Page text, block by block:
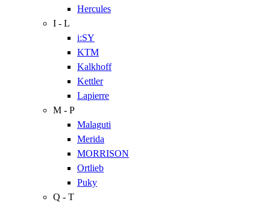
Hercules
I - L
i:SY
KTM
Kalkhoff
Kettler
Lapierre
M - P
Malaguti
Merida
MORRISON
Ortlieb
Puky
Q - T